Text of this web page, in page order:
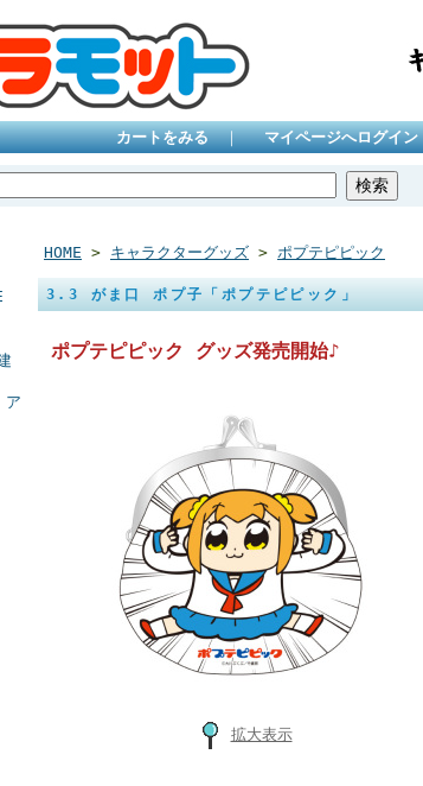
カートをみる ｜ マイページへログイン
ア
HOME > キャラクターグッズ > ポプテピピック
3.3 がま口 ポプ子「ポプテピピック」
ポプテピピック グッズ発売開始♪
拡大表示